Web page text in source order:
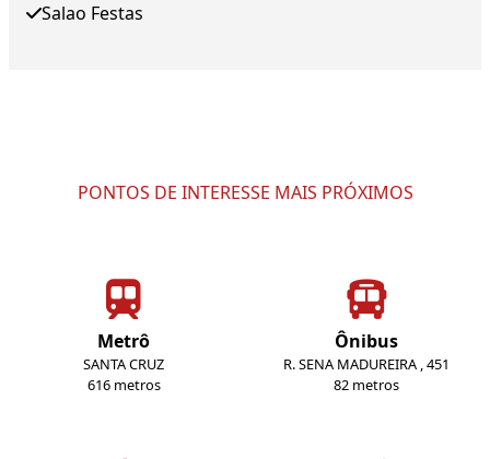
Salao Festas
PONTOS DE INTERESSE MAIS PRÓXIMOS
Metrô
SANTA CRUZ
616 metros
Ônibus
R. SENA MADUREIRA , 451
82 metros